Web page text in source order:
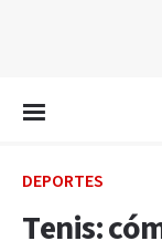
DEPORTES
Tenis: